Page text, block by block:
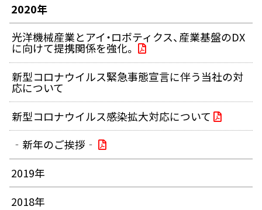
2020年
光洋機械産業とアイ・ロボティクス、産業基盤のDX
に向けて提携関係を強化。
新型コロナウイルス緊急事態宣言に伴う当社の対
応について
新型コロナウイルス感染拡大対応について
‐新年のご挨拶‐
2019年
2018年